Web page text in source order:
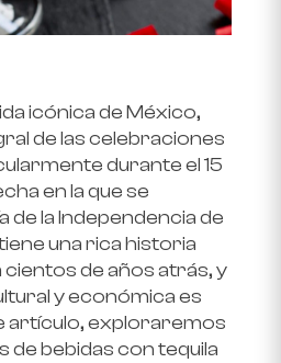
icónica de México,
de las celebraciones
durante el 15
en la que se
de la Independencia de
una rica historia
de años atrás, y
y económica es
artículo, exploraremos
de bebidas con tequila